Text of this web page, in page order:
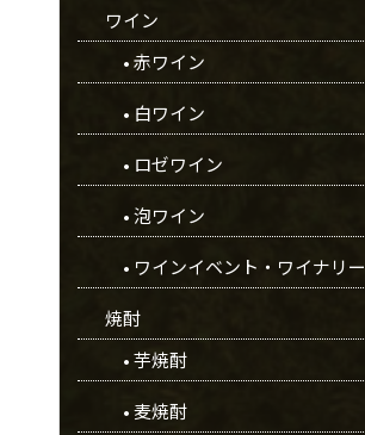
ワイン
• 赤ワイン
• 白ワイン
• ロゼワイン
• 泡ワイン
• ワインイベント・ワイナリー
焼酎
• 芋焼酎
• 麦焼酎